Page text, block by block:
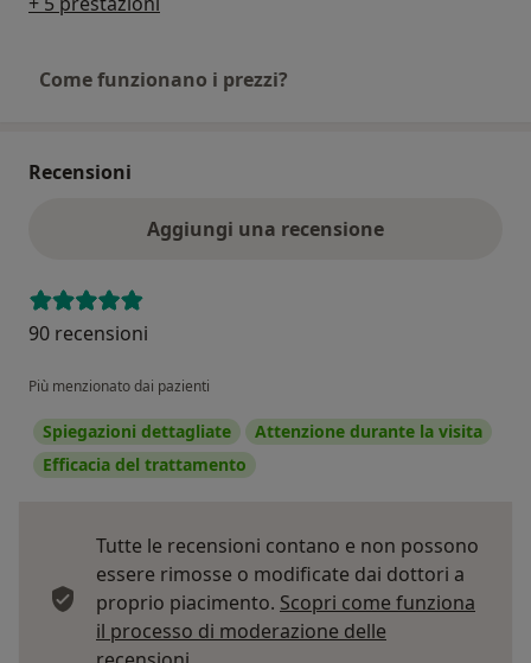
Come funzionano i prezzi?
Recensioni
Aggiungi una recensione
90 recensioni
Più menzionato dai pazienti
Spiegazioni dettagliate
Attenzione durante la visita
Efficacia del trattamento
Tutte le recensioni contano e non possono
essere rimosse o modificate dai dottori a
proprio piacimento. Scopri come funziona
il processo di moderazione delle